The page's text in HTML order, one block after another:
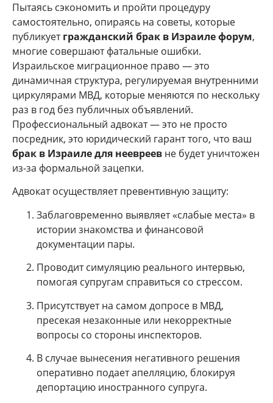
Пытаясь сэкономить и пройти процедуру
самостоятельно, опираясь на советы, которые
публикуетгражданский брак в Израиле форум,
многие совершают фатальные ошибки.
Израильское миграционное право — это
динамичная структура, регулируемая внутренними
циркулярами МВД, которые меняются по нескольку
раз в год без публичных объявлений.
Профессиональный адвокат — это не просто
посредник, это юридический гарант того, что ваш
брак в Израиле для неевреев не будет уничтожен
из-за формальной зацепки.
Адвокат осуществляет превентивную защиту:
Заблаговременно выявляет «слабые места» в
истории знакомства и финансовой
документации пары.
Проводит симуляцию реального интервью,
помогая супругам справиться со стрессом.
Присутствует на самом допросе в МВД,
пресекая незаконные или некорректные
вопросы со стороны инспекторов.
В случае вынесения негативного решения
оперативно подает апелляцию, блокируя
депортацию иностранного супруга.